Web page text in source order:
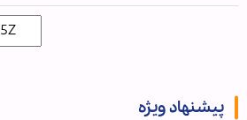
پیشنهاد ویژه